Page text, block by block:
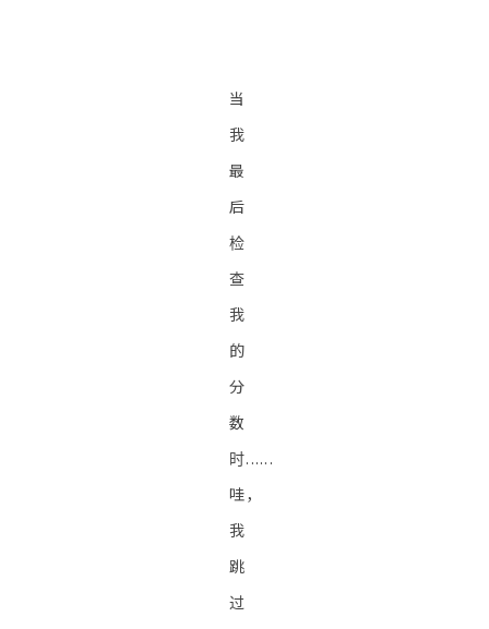
当
我
最
后
检
查
我
的
分
数
时......
哇，
我
跳
过